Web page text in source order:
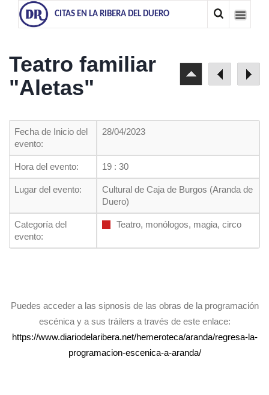
CITAS EN LA RIBERA DEL DUERO
Teatro familiar
"Aletas"
Fecha de Inicio del
evento:
28/04/2023
Hora del evento: 19 : 30
Lugar del evento:
Cultural de Caja de Burgos (Aranda de
Duero)
Categoría del
evento:
Teatro, monólogos, magia, circo
Puedes acceder a las sipnosis de las obras de la programación
escénica y a sus tráilers a través de este enlace:
https://www.diariodelaribera.net/hemeroteca/aranda/regresa-la-
programacion-escenica-a-aranda/